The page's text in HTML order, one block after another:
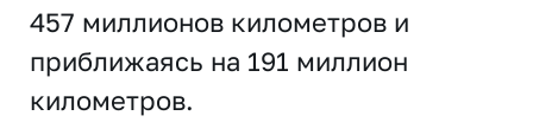
457 миллионов километров и
приближаясь на 191 миллион
километров.